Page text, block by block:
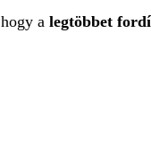
a legtöbbet